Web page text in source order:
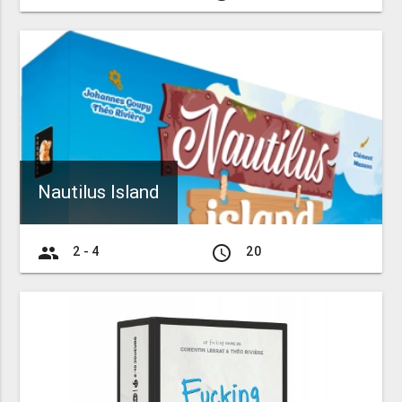
Nautilus Island
group 2 - 4 access_time 20